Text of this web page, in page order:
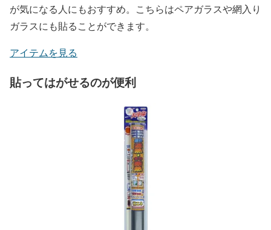
が気になる人にもおすすめ。こちらはペアガラスや網入り
ガラスにも貼ることができます。
アイテムを見る
貼ってはがせるのが便利